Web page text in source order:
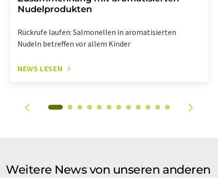
Nudelprodukten
Rückrufe laufen: Salmonellen in aromatisierten
Nudeln betreffen vor allem Kinder
NEWS LESEN
Weitere News von unseren anderen